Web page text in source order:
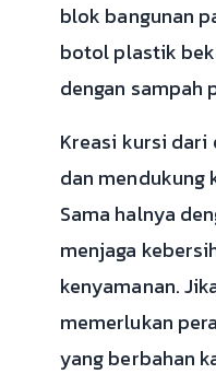
blok bangunan
botol plastik
dengan sampah
Kreasi kursi
dan mendukung
Sama halnya
menjaga
kenyamanan.
memerlukan
yang berbahan